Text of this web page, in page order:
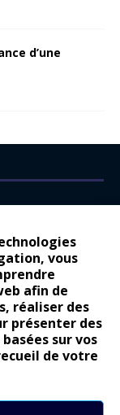
vous
afin de
réaliser des
présenter des
sur vos
de votre
d’une